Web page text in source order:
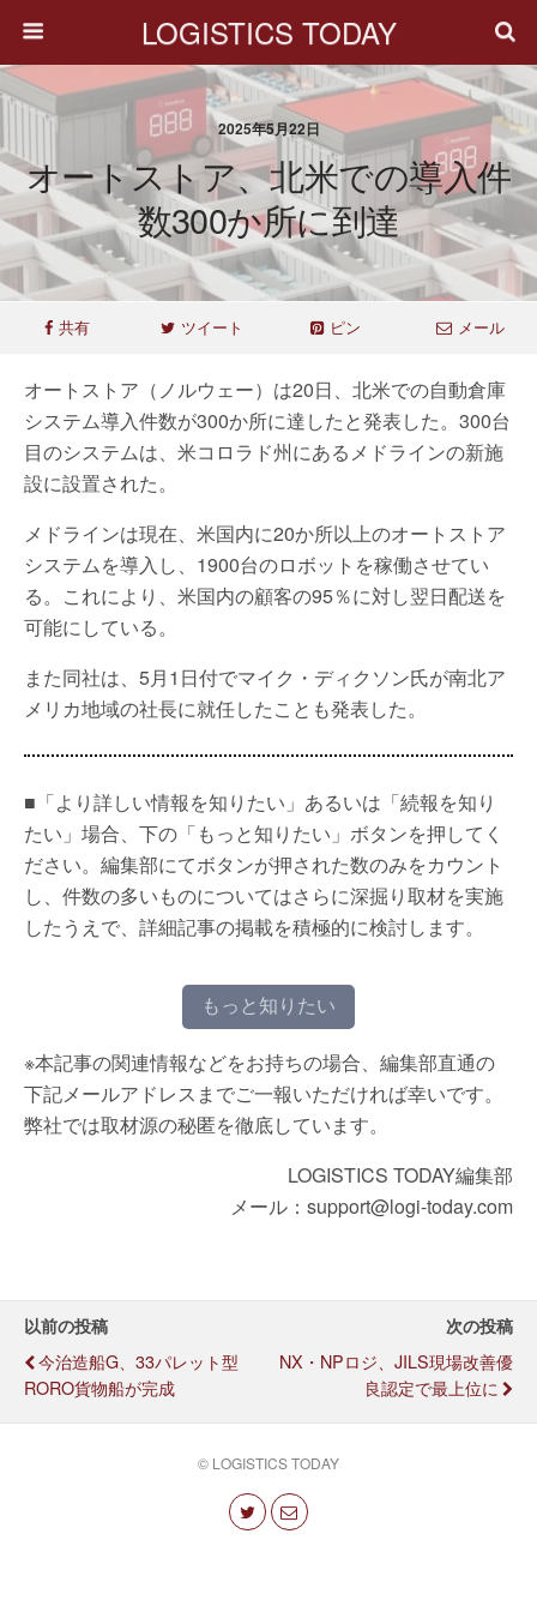
LOGISTICS TODAY
2025年5月22日
オートストア、北米での導入件
数300か所に到達
共有 ツイート ピン メール
オートストア（ノルウェー）は20日、北米での自動倉庫
システム導入件数が300か所に達したと発表した。300台
目のシステムは、米コロラド州にあるメドラインの新施
設に設置された。
メドラインは現在、米国内に20か所以上のオートストア
システムを導入し、1900台のロボットを稼働させてい
る。これにより、米国内の顧客の95％に対し翌日配送を
可能にしている。
また同社は、5月1日付でマイク・ディクソン氏が南北ア
メリカ地域の社長に就任したことも発表した。
■「より詳しい情報を知りたい」あるいは「続報を知り
たい」場合、下の「もっと知りたい」ボタンを押してく
ださい。編集部にてボタンが押された数のみをカウント
し、件数の多いものについてはさらに深掘り取材を実施
したうえで、詳細記事の掲載を積極的に検討します。
もっと知りたい
※本記事の関連情報などをお持ちの場合、編集部直通の
下記メールアドレスまでご一報いただければ幸いです。
弊社では取材源の秘匿を徹底しています。
LOGISTICS TODAY編集部
メール：support@logi-today.com
以前の投稿
今治造船G、33パレット型
RORO貨物船が完成
次の投稿
NX・NPロジ、JILS現場改善優
良認定で最上位に
© LOGISTICS TODAY